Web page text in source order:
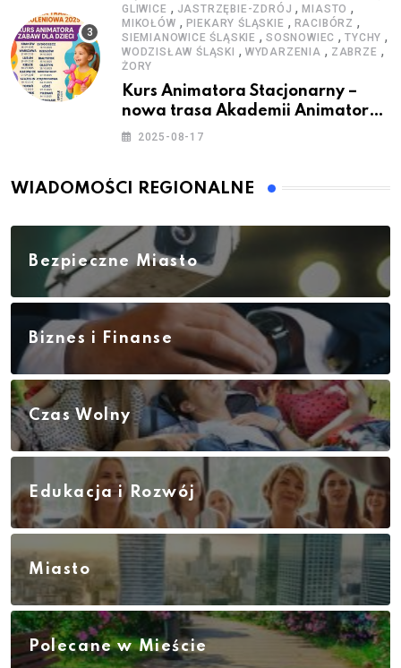
GLIWICE , JASTRZĘBIE-ZDRÓJ ,MIASTO ,
MIKOŁÓW , PIEKARY ŚLĄSKIE , RACIBÓRZ ,
SIEMIANOWICE ŚLĄSKIE ,SOSNOWIEC ,TYCHY ,
WODZISŁAW ŚLĄSKI , WYDARZENIA , ZABRZE ,
ŻORY
Kurs Animatora Stacjonarny –
nowa trasa Akademii Animatora
– jesień 2025
2025-08-17
WIADOMOŚCI REGIONALNE
Bezpieczne Miasto
Biznes i Finanse
Czas Wolny
Edukacja i Rozwój
Miasto
Polecane w Mieście